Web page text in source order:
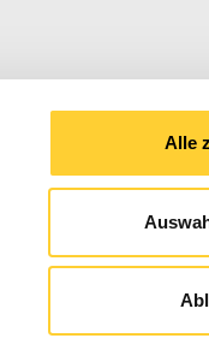
Alle
BEITRÄGE GESAMT
© 2026